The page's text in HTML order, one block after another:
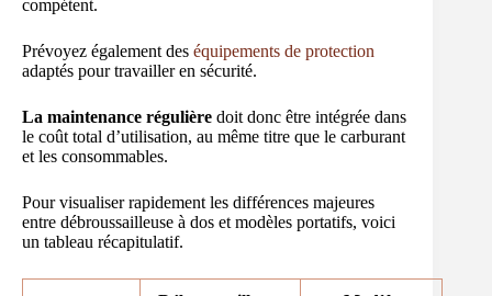
compétent.
Prévoyez également des équipements de protection
adaptés pour travailler en sécurité.
La maintenance régulière doit donc être intégrée dans
le coût total d’utilisation, au même titre que le carburant
et les consommables.
Pour visualiser rapidement les différences majeures
entre débroussailleuse à dos et modèles portatifs, voici
un tableau récapitulatif.